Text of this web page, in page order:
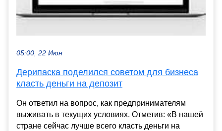
05:00, 22 Июн
Дерипаска поделился советом для бизнеса
класть деньги на депозит
Он ответил на вопрос, как предпринимателям
выживать в текущих условиях. Отметив: «В нашей
стране сейчас лучше всего класть деньги на